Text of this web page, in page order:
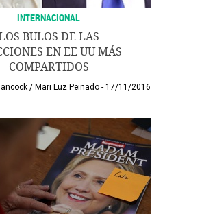
INTERNACIONAL
BULOS DE LAS
EN EE UU MÁS
COMPARTIDOS
/ Mari Luz Peinado 17/11/2016